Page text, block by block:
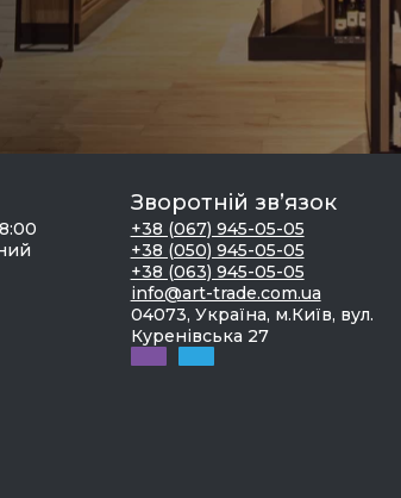
Зворотній зв’язок
+38 (067) 945-05-05
+38 (050) 945-05-05
+38 (063) 945-05-05
info@art-trade.com.ua
04073, Україна, м.Київ, вул.
Куренівська 27